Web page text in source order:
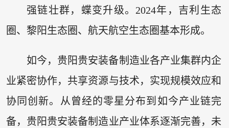
强链壮群，蝶变升级。2024年，吉利生态
圈、黎阳生态圈、航天航空生态圈基本形成。
如今，贵阳贵安装备制造业各产业集群内企
业紧密协作，共享资源与技术，实现规模效应和
协同创新。从曾经的零星分布到如今产业链完
备，贵阳贵安装备制造业产业体系逐渐完善，未